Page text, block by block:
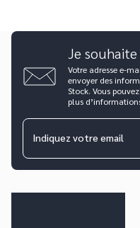
Je
Votre adresse e-
envoyer des
Stock. Vous
plus
Indiquez votre email